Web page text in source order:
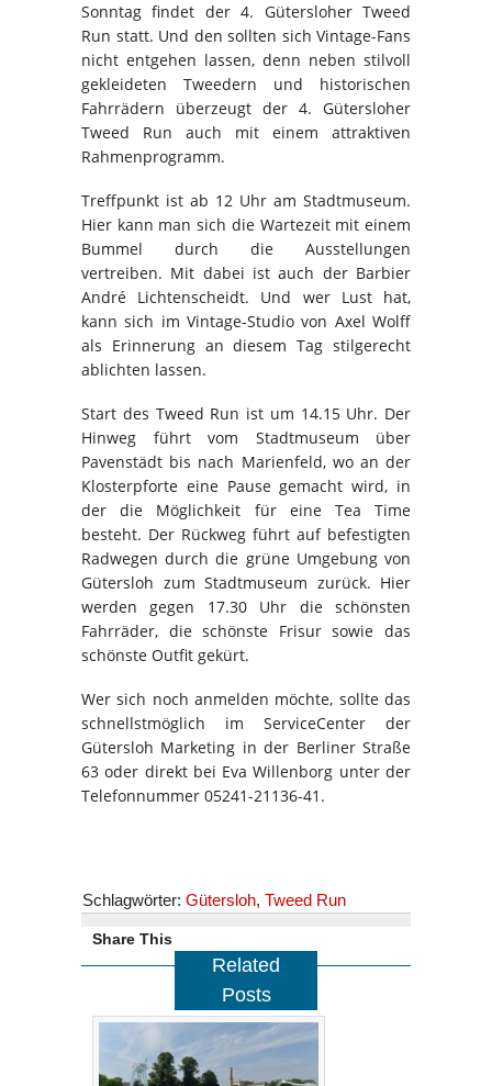
Sonntag findet der 4. Gütersloher Tweed
Run statt. Und den sollten sich Vintage-Fans
nicht entgehen lassen, denn neben stilvoll
gekleideten Tweedern und historischen
Fahrrädern überzeugt der 4. Gütersloher
Tweed Run auch mit einem attraktiven
Rahmenprogramm.
Treffpunkt ist ab 12 Uhr am Stadtmuseum.
Hier kann man sich die Wartezeit mit einem
Bummel durch die Ausstellungen
vertreiben. Mit dabei ist auch der Barbier
André Lichtenscheidt. Und wer Lust hat,
kann sich im Vintage-Studio von Axel Wolff
als Erinnerung an diesem Tag stilgerecht
ablichten lassen.
Start des Tweed Run ist um 14.15 Uhr. Der
Hinweg führt vom Stadtmuseum über
Pavenstädt bis nach Marienfeld, wo an der
Klosterpforte eine Pause gemacht wird, in
der die Möglichkeit für eine Tea Time
besteht. Der Rückweg führt auf befestigten
Radwegen durch die grüne Umgebung von
Gütersloh zum Stadtmuseum zurück. Hier
werden gegen 17.30 Uhr die schönsten
Fahrräder, die schönste Frisur sowie das
schönste Outfit gekürt.
Wer sich noch anmelden möchte, sollte das
schnellstmöglich im ServiceCenter der
Gütersloh Marketing in der Berliner Straße
63 oder direkt bei Eva Willenborg unter der
Telefonnummer 05241-21136-41.
Schlagwörter: Gütersloh, Tweed Run
Share This
Related
Posts